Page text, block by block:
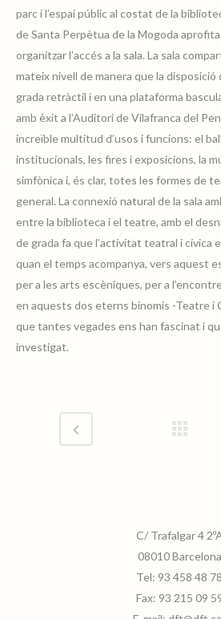
parc i l’espai públic al costat de la
de Santa Perpètua de la Mogoda
organitzar l’accés a la sala. La sala
mateix nivell de manera que la
grada retràctil i en una plataforma
amb èxit a l’Auditori de Vilafranca del
increïble multitud d’usos i funcions: el
institucionals, les fires i exposicions, la
simfònica i, és clar, totes les formes de
general. La connexió natural de la sala
entre la biblioteca i el teatre, amb el
de grada fa que l’activitat teatral i cívica
quan el temps acompanya, vers aquest
per a les arts escèniques, per a
en aquests dos eterns binomis -Teatre i
que tantes vegades ens han fascinat i
investigat.
C/ Trafalgar 4
08010 Barcelona
Tel: 93 458 48 78
Fax: 93 215 09